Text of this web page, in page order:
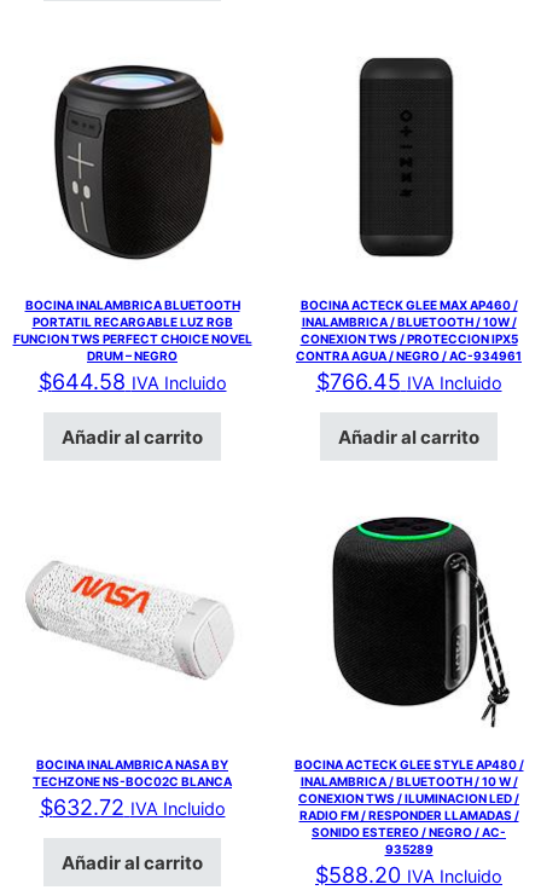
BOCINA INALAMBRICA BLUETOOTH
PORTATIL RECARGABLE LUZ RGB
FUNCION TWS PERFECT CHOICE NOVEL
DRUM – NEGRO
$644.58 IVA Incluido
Añadir al carrito
BOCINA ACTECK GLEE MAX AP460 /
INALAMBRICA / BLUETOOTH / 10W /
CONEXION TWS / PROTECCION IPX5
CONTRA AGUA / NEGRO / AC-934961
$766.45 IVA Incluido
Añadir al carrito
BOCINA INALAMBRICA NASA BY
TECHZONE NS-BOC02C BLANCA
$632.72 IVA Incluido
Añadir al carrito
BOCINA ACTECK GLEE STYLE AP480 /
INALAMBRICA / BLUETOOTH / 10 W /
CONEXION TWS / ILUMINACION LED /
RADIO FM / RESPONDER LLAMADAS /
SONIDO ESTEREO / NEGRO / AC-
935289
$588.20 IVA Incluido